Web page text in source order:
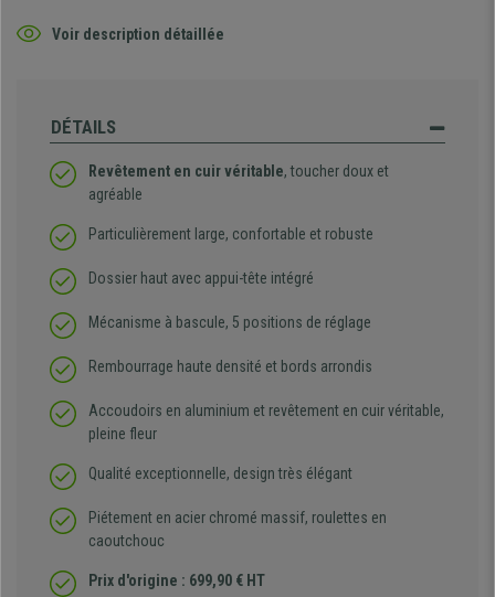
Voir description détaillée
DÉTAILS
Revêtement en cuir véritable, toucher doux et
agréable
Particulièrement large, confortable et robuste
Dossier haut avec appui-tête intégré
Mécanisme à bascule, 5 positions de réglage
Rembourrage haute densité et bords arrondis
Accoudoirs en aluminium et revêtement en cuir véritable,
pleine fleur
Qualité exceptionnelle, design très élégant
Piétement en acier chromé massif, roulettes en
caoutchouc
Prix d'origine : 699,90 € HT